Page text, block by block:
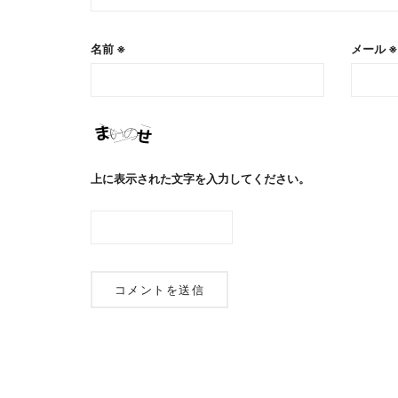
名前 ※ メール※
上に表示された文字を入力してください。